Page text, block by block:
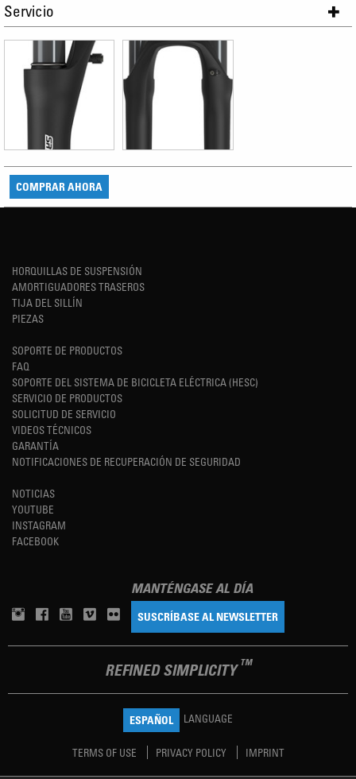
Servicio
COMPRAR AHORA
HORQUILLAS DE SUSPENSIÓN
AMORTIGUADORES TRASEROS
TIJA DEL SILLÍN
PIEZAS
SOPORTE DE PRODUCTOS
FAQ
SOPORTE DEL SISTEMA DE BICICLETA ELÉCTRICA (HESC)
SERVICIO DE PRODUCTOS
SOLICITUD DE SERVICIO
VIDEOS TÉCNICOS
GARANTÍA
NOTIFICACIONES DE RECUPERACIÓN DE SEGURIDAD
NOTICIAS
YOUTUBE
INSTAGRAM
FACEBOOK
MANTÉNGASE AL DÍA
SUSCRÍBASE AL NEWSLETTER
REFINED SIMPLICITY TM
ESPAÑOL LANGUAGE
TERMS OF USE PRIVACY POLICY IMPRINT